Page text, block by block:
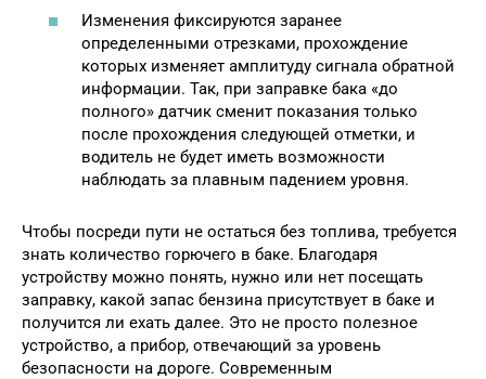
Изменения фиксируются заранее
определенными отрезками, прохождение
которых изменяет амплитуду сигнала обратной
информации. Так, при заправке бака «до
полного» датчик сменит показания только
после прохождения следующей отметки, и
водитель не будет иметь возможности
наблюдать за плавным падением уровня.
Чтобы посреди пути не остаться без топлива, требуется
знать количество горючего в баке. Благодаря
устройству можно понять, нужно или нет посещать
заправку, какой запас бензина присутствует в баке и
получится ли ехать далее. Это не просто полезное
устройство, а прибор, отвечающий за уровень
безопасности на дороге. Современным